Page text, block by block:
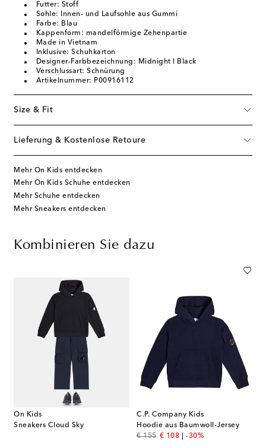
Futter: Stoff
Sohle: Innen- und Laufsohle aus Gummi
Farbe: Blau
Kappenform: mandelförmige Zehenpartie
Made in Vietnam
Inklusive: Schuhkarton
Designer-Farbbezeichnung: Midnight l Black
Verschlussart: Schnürung
Artikelnummer: P00916112
Size & Fit
Lieferung & Kostenlose Retoure
Mehr On Kids entdecken
Mehr On Kids Schuhe entdecken
Mehr Schuhe entdecken
Mehr Sneakers entdecken
Kombinieren Sie dazu
On Kids
Sneakers Cloud Sky
C.P. Company Kids
Hoodie aus Baumwoll-Jersey
€ 155
original price
€ 108
discount price
-30%